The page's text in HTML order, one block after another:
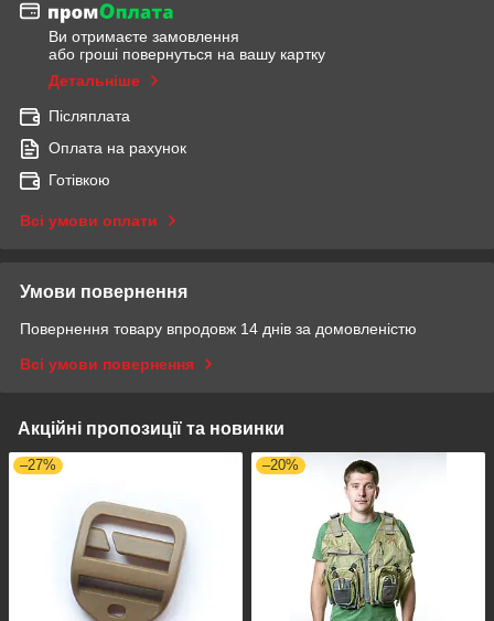
Ви отримаєте замовлення
або гроші повернуться на вашу картку
Детальніше
Післяплата
Оплата на рахунок
Готівкою
Всі умови оплати
Умови повернення
Повернення товару впродовж 14 днів за домовленістю
Всі умови повернення
Акційні пропозиції та новинки
–27% –20%